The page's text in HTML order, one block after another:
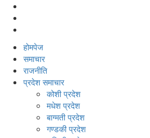
होमपेज
समाचार
राजनीति
प्रदेश समाचार
कोशी प्रदेश
मधेश प्रदेश
बाग्मती प्रदेश
गण्डकी प्रदेश